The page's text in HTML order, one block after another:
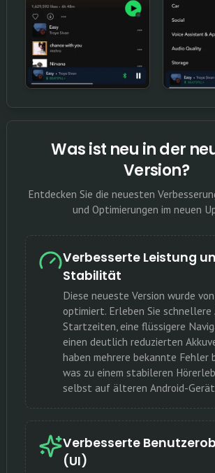
Was ist neu in der
Version?
Entdecken Sie die neuesten
und Optimierungen im neuen
Verbesserte Leistung
Stabilität
Diese neueste Version wurde
optimiert. Erleben Sie schnellere
Startzeiten, eine flüssigere
einen deutlich reduzierten
haben mehrere bekannte Fehler
was zu einem stabileren
selbst auf älteren Android-
Verbesserte
(UI)